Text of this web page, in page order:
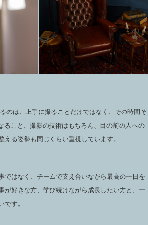
のは、上手に撮ることだけではなく、その時間そ
ること。撮影の技術はもちろん、目の前の人への
える姿勢も同じくらい重視しています。
ではなく、チームで支え合いながら最高の一日を
が好きな方、学び続けながら成長したい方と、一
です。